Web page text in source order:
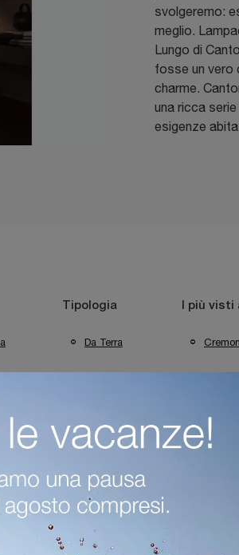
svolgeremo:
meglio.
Lungo di
fosse un vero
charme.
una ricca
esigenze
Tipologia
Da Terra
I più visti
Illuminazione Cantori Cremona